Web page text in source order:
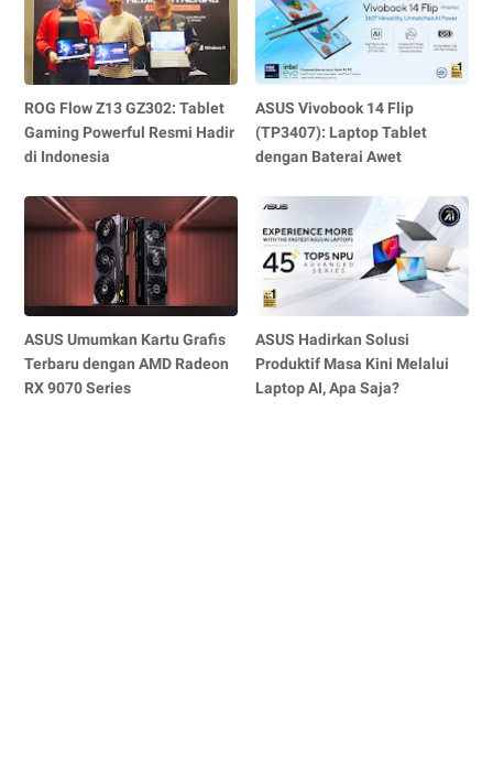
ROG Flow Z13 GZ302: Tablet
Gaming Powerful Resmi Hadir
di Indonesia
ASUS Vivobook 14 Flip
(TP3407): Laptop Tablet
dengan Baterai Awet
ASUS Umumkan Kartu Grafis
Terbaru dengan AMD Radeon
RX 9070 Series
ASUS Hadirkan Solusi
Produktif Masa Kini Melalui
Laptop AI, Apa Saja?